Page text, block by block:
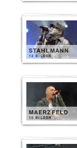
STAHLMANN
12 BILDER
MAERZFELD
10 BILDER